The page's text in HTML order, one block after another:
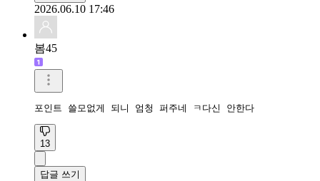
2026.06.10 17:46
봄45
포인트 쓸모없게 되니 엄청 퍼주네 ㅋ다신 안한다
13
답글 쓰기